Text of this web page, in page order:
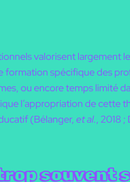
valorisent largement
spécifique des
ou encore temps limité
l’appropriation de cette
(Bélanger,et al., 2018
souvent